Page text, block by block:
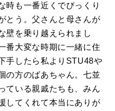
時も一番近くでびっくり
とう。父さんと母さんが
壁を乗り越えられまし
番大変な時期に一緒に住
手したら私よりSTU48や
の方のばあちゃん。七並
ている親戚たちも、みん
してくれて本当にありが